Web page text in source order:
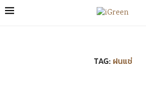
TAG: ฝนแช่